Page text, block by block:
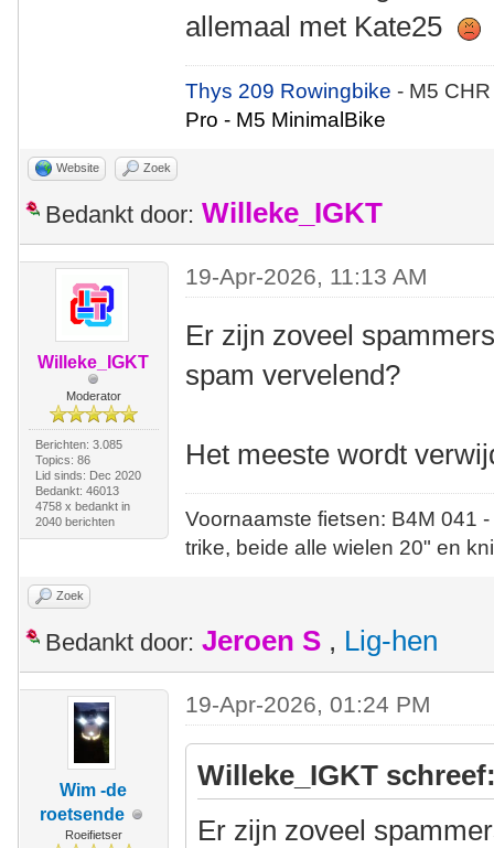
allemaal met Kate25
Thys 209 Rowingbike- M5
Pro - M5 MinimalBike
Website Zoek
Bedankt door: Willeke_IGKT
Willeke_IGKT
Moderator
Berichten: 3.085
Topics: 86
Lid sinds: Dec 2020
Bedankt: 46013
4758 x bedankt in
2040 berichten
19-Apr-2026, 11:13 AM
Er zijn zoveel
spam vervelend?
Het meeste wordt
Voornaamste fietsen: B4M
trike, beide alle wielen 20" en
Zoek
Bedankt door: Jeroen S , Lig-hen
Wim -de
roetsende
Roeifietser
19-Apr-2026, 01:24 PM
Willeke_IGKT
Er zijn zoveel